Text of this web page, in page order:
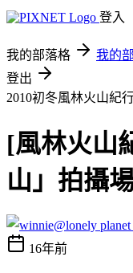
登入
我的部落格 我的
登出
2010初冬風林火山紀
[風林火山
山」拍攝
16年前